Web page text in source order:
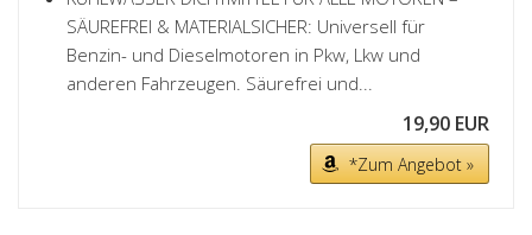
SÄUREFREI & MATERIALSICHER: Universell für
Benzin- und Dieselmotoren in Pkw, Lkw und
anderen Fahrzeugen. Säurefrei und...
19,90 EUR
*Zum Angebot »